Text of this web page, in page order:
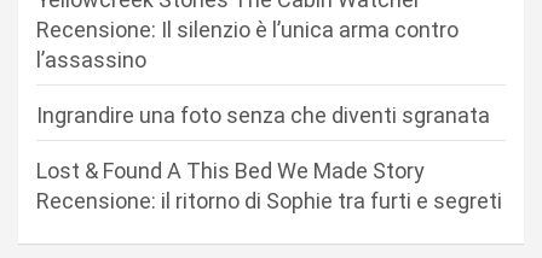
Recensione: Il silenzio è l’unica arma contro
l’assassino
Ingrandire una foto senza che diventi sgranata
Lost & Found A This Bed We Made Story
Recensione: il ritorno di Sophie tra furti e segreti